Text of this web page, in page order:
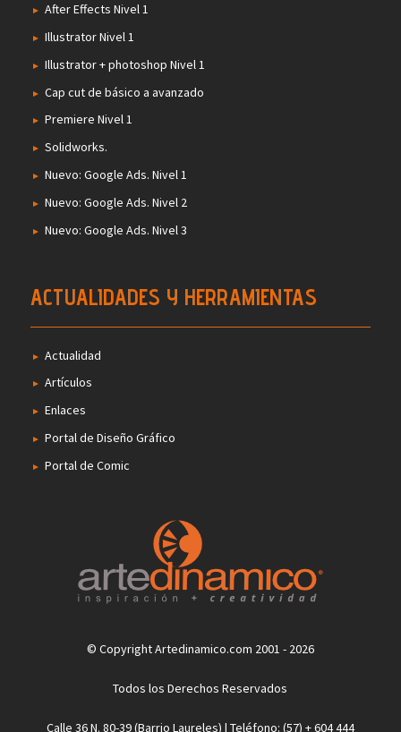
After Effects Nivel 1
Illustrator Nivel 1
Illustrator + photoshop Nivel 1
Cap cut de básico a avanzado
Premiere Nivel 1
Solidworks.
Nuevo: Google Ads. Nivel 1
Nuevo: Google Ads. Nivel 2
Nuevo: Google Ads. Nivel 3
ACTUALIDADES Y HERRAMIENTAS
Actualidad
Artículos
Enlaces
Portal de Diseño Gráfico
Portal de Comic
© Copyright Artedinamico.com 2001 - 2026
Todos los Derechos Reservados
Calle 36 N. 80-39 (Barrio Laureles) | Teléfono: (57) + 604 444